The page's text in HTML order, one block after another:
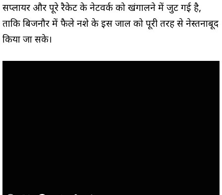
सप्लायर और पूरे रैकेट के नेटवर्क को खंगालने में जुट गई है,
ताकि बिजनौर में फैले नशे के इस जाल को पूरी तरह से नेस्तनाबूद
किया जा सके।